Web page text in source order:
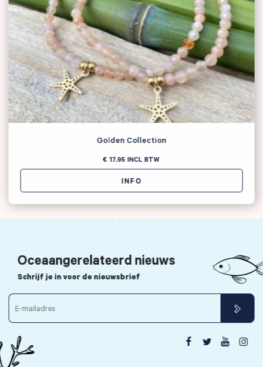
Golden Collection
€ 17,95 INCL BTW
INFO
Oceaangerelateerd nieuws
Schrijf je in voor de nieuwsbrief
   